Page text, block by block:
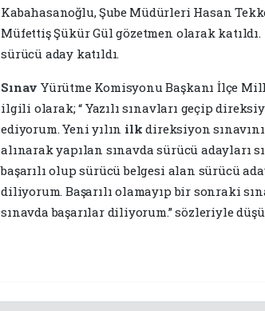
Kabahasanoğlu, Şube Müdürleri Hasan
Müfettiş Şükür Gül gözetmen olarak
sürücü aday katıldı.
Sınav Yürütme Komisyonu Başkanı İlçe
ilgili olarak; “ Yazılı sınavları geçip
ediyorum. Yeni yılın ilkdireksiyon
alınarak yapılan sınavda sürücü adayları
başarılı olup sürücü belgesi alan sürücü
diliyorum. Başarılı olamayıp bir sonraki
sınavda başarılar diliyorum.” sözleriyle